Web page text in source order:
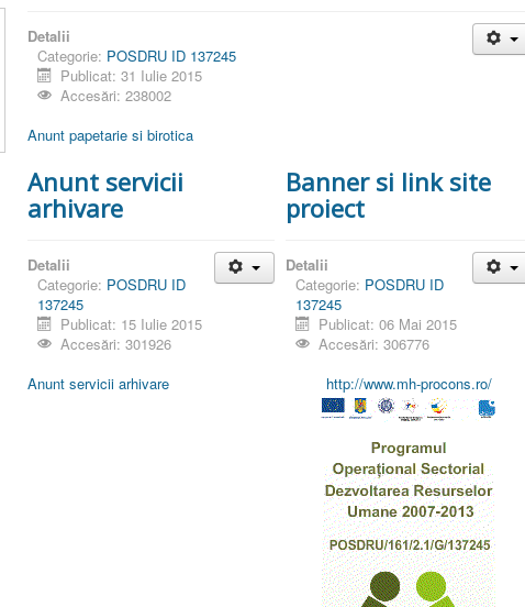
Detalii
Categorie: POSDRU ID 137245
Publicat: 31 Iulie 2015
Accesări: 238002
Anunt papetarie si birotica
Anunt servicii
arhivare
Detalii
Categorie: POSDRU ID
137245
Publicat: 15 Iulie 2015
Accesări: 301926
Anunt servicii arhivare
Banner si link site
proiect
Detalii
Categorie: POSDRU ID
137245
Publicat: 06 Mai 2015
Accesări: 306776
http://www.mh-procons.ro/